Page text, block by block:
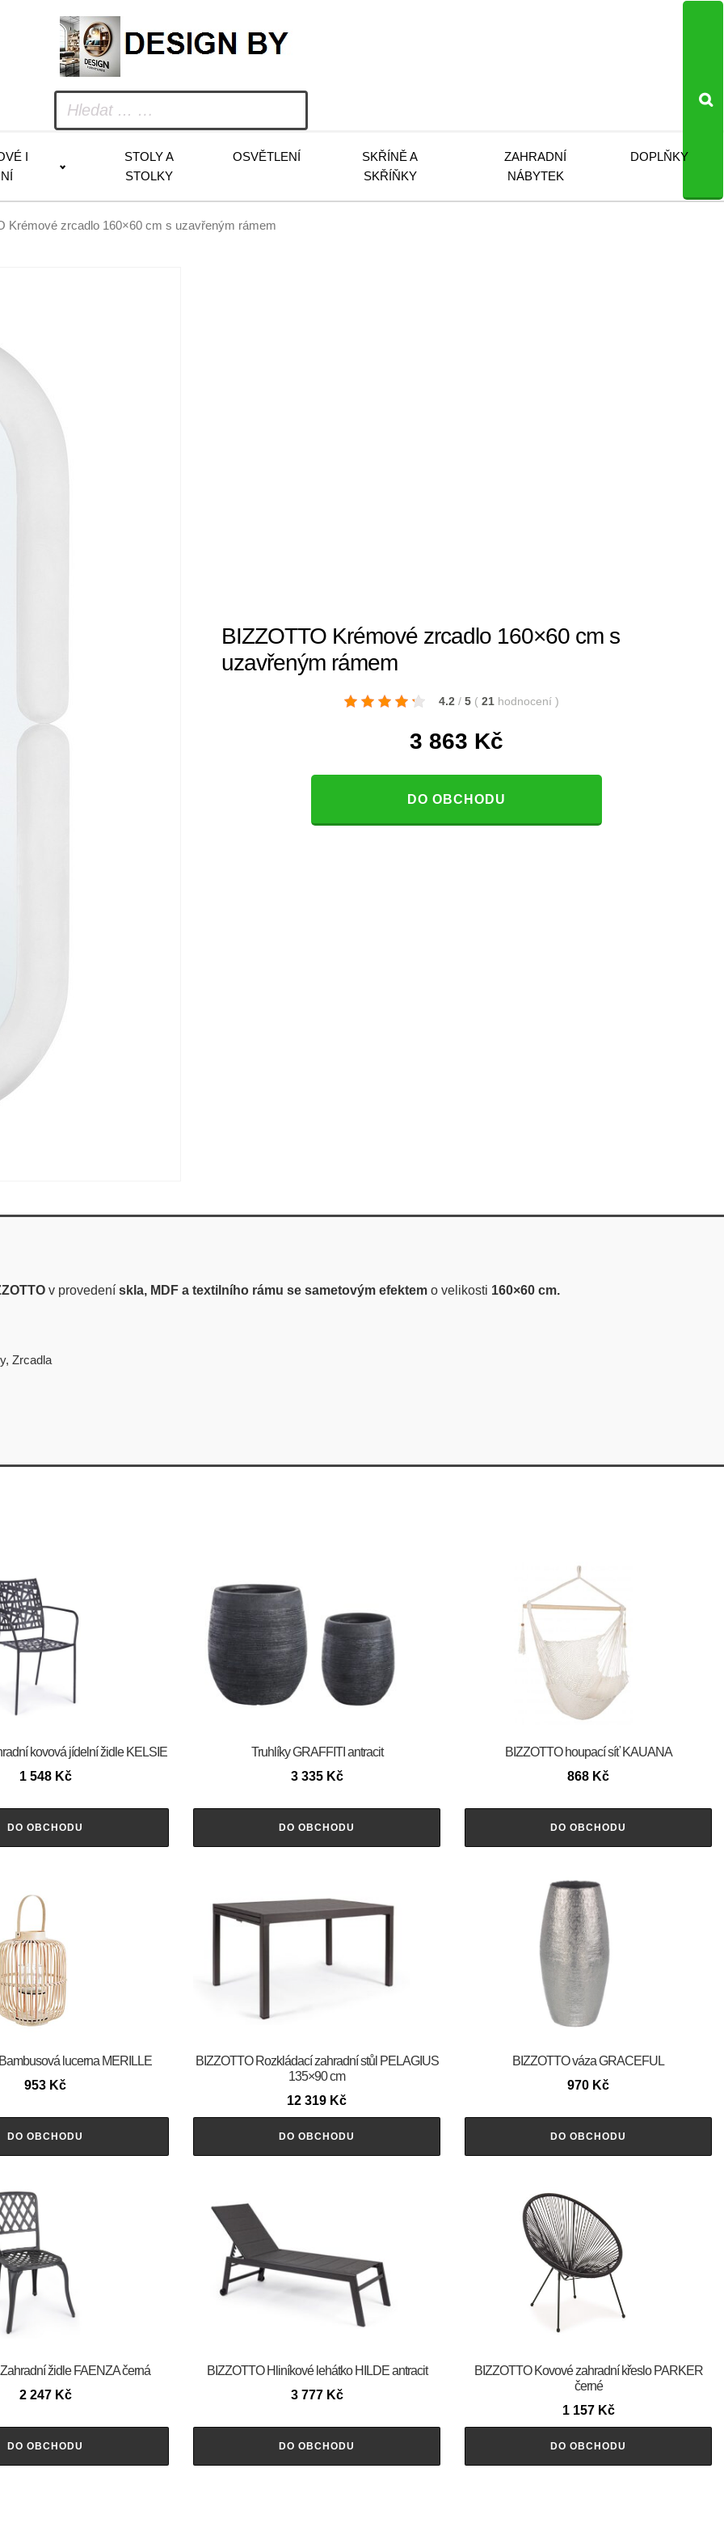
I
STOLY A
STOLKY
OSVĚTLENÍ
SKŘÍNĚ A
SKŘÍŇKY
ZAHRADNÍ
NÁBYTEK
DOPLŇKY
Krémové zrcadlo 160×60 cm s uzavřeným rámem
BIZZOTTO Krémové zrcadlo 160×60 cm s
uzavřeným rámem
4.2 / 5 ( 21 hodnocení )
3 863 Kč
DO OBCHODU
v provedení skla, MDF a textilního rámu se sametovým efektem o velikosti 160×60 cm.
, Zrcadla
kovová jídelní židle KELSIE
1 548 Kč
DO OBCHODU
Truhlíky GRAFFITI antracit
3 335 Kč
DO OBCHODU
BIZZOTTO houpací síť KAUANA
868 Kč
DO OBCHODU
lucerna MERILLE
953 Kč
DO OBCHODU
BIZZOTTO Rozkládací zahradní stůl PELAGIUS
135×90 cm
12 319 Kč
DO OBCHODU
BIZZOTTO váza GRACEFUL
970 Kč
DO OBCHODU
židle FAENZA černá
2 247 Kč
DO OBCHODU
BIZZOTTO Hliníkové lehátko HILDE antracit
3 777 Kč
DO OBCHODU
BIZZOTTO Kovové zahradní křeslo PARKER
černé
1 157 Kč
DO OBCHODU